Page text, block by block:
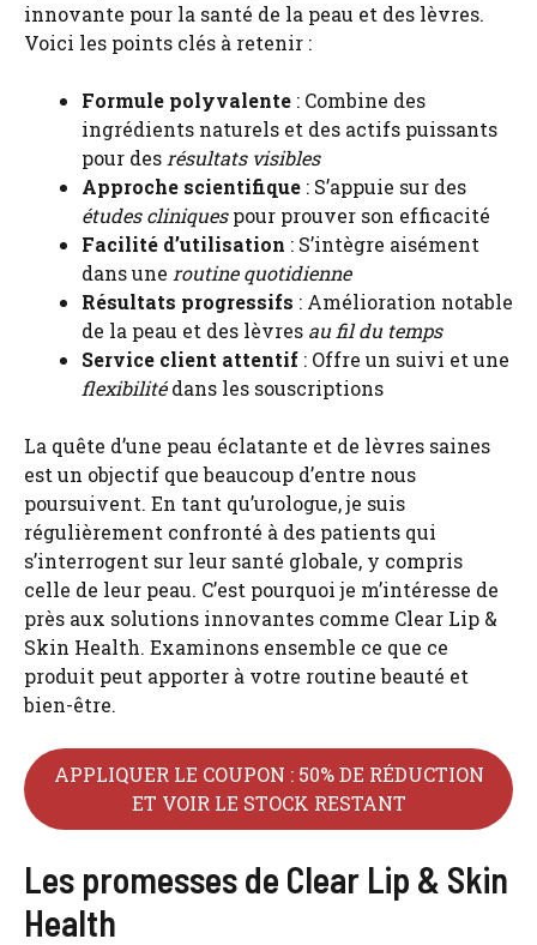
innovante pour la santé de la peau et des lèvres.
Voici les points clés à retenir :
Formule polyvalente : Combine des
ingrédients naturels et des actifs puissants
pour des résultats visibles
Approche scientifique : S’appuie sur des
études cliniquespour prouver son efficacité
Facilité d’utilisation : S’intègre aisément
dans une routine quotidienne
Résultats progressifs : Amélioration notable
de la peau et des lèvres au fil du temps
Service client attentif : Offre un suivi et une
flexibilitédans les souscriptions
La quête d’une peau éclatante et de lèvres saines
est un objectif que beaucoup d’entre nous
poursuivent. En tant qu’urologue, je suis
régulièrement confronté à des patients qui
s’interrogent sur leur santé globale, y compris
celle de leur peau. C’est pourquoi je m’intéresse de
près aux solutions innovantes comme Clear Lip &
Skin Health. Examinons ensemble ce que ce
produit peut apporter à votre routine beauté et
bien-être.
APPLIQUER LE COUPON : 50% DE RÉDUCTION
ET VOIR LE STOCK RESTANT
Les promesses de Clear Lip & Skin
Health